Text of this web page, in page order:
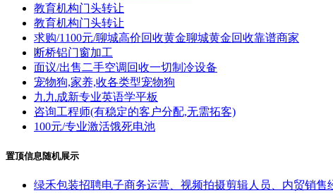
教育机构门头转让
教育机构门头转让
求购/1100元/聊城高价回收黄金聊城黄金回收靠谱商家
断桥铝门窗加工
面议/出售二手空调回收一切制冷设备
宠物狗,家养,收各类型宠物狗
九九成新专业英语学平板
咨询工程师(有稳定的客户分配,无需拓客)
100元/专业激活饿死电池
置顶信息随机展示
绿禾包装招聘电子商务运营、视频拍摄剪辑人员、内贸销售